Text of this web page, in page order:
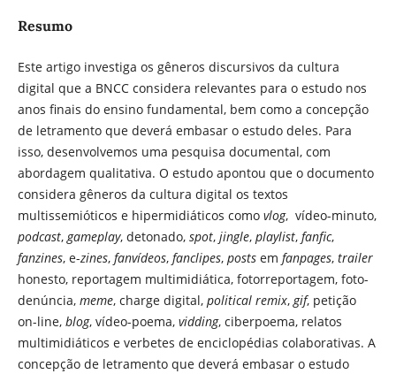
Resumo
Este artigo investiga os gêneros discursivos da cultura
digital que a BNCC considera relevantes para o estudo nos
anos finais do ensino fundamental, bem como a concepção
de letramento que deverá embasar o estudo deles. Para
isso, desenvolvemos uma pesquisa documental, com
abordagem qualitativa. O estudo apontou que o documento
considera gêneros da cultura digital os textos
multissemióticos e hipermidiáticos como vlog, vídeo-minuto,
podcast,gameplay, detonado, spot, jingle, playlist, fanfic,
fanzines, e-zines, fanvídeos, fanclipes, postsem fanpages, trailer
honesto, reportagem multimidiática, fotorreportagem, foto-
denúncia, meme, charge digital, political remix,gif, petição
on-line, blog, vídeo-poema, vidding, ciberpoema, relatos
multimidiáticos e verbetes de enciclopédias colaborativas. A
concepção de letramento que deverá embasar o estudo